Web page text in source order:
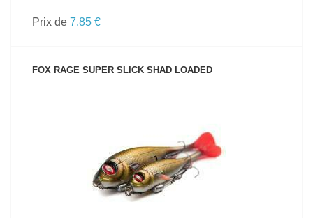
Prix de 7.85 €
FOX RAGE SUPER SLICK SHAD LOADED
VOIR LE PRODUIT